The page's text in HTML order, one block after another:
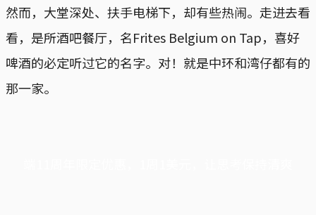
然而，大堂深处、扶手电梯下，却有些热闹。走进去看
看，是所酒吧餐厅，名Frites Belgium on Tap，喜好
啤酒的必定听过它的名字。对！就是中环和湾仔都有的
那一家。